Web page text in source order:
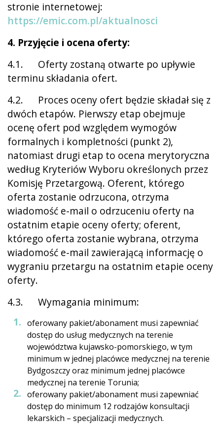
stronie internetowej:
https://emic.com.pl/aktualnosci
4. Przyjęcie i ocena oferty:
4.1. Oferty zostaną otwarte po upływie
terminu składania ofert.
4.2. Proces oceny ofert będzie składał się z
dwóch etapów. Pierwszy etap obejmuje
ocenę ofert pod względem wymogów
formalnych i kompletności (punkt 2),
natomiast drugi etap to ocena merytoryczna
według Kryteriów Wyboru określonych przez
Komisję Przetargową. Oferent, którego
oferta zostanie odrzucona, otrzyma
wiadomość e-mail o odrzuceniu oferty na
ostatnim etapie oceny oferty; oferent,
którego oferta zostanie wybrana, otrzyma
wiadomość e-mail zawierającą informację o
wygraniu przetargu na ostatnim etapie oceny
oferty.
4.3. Wymagania minimum:
oferowany pakiet/abonament musi zapewniać
dostęp do usług medycznych na terenie
województwa kujawsko-pomorskiego, w tym
minimum w jednej placówce medycznej na terenie
Bydgoszczy oraz minimum jednej placówce
medycznej na terenie Torunia;
oferowany pakiet/abonament musi zapewniać
dostęp do minimum 12 rodzajów konsultacji
lekarskich – specjalizacji medycznych.